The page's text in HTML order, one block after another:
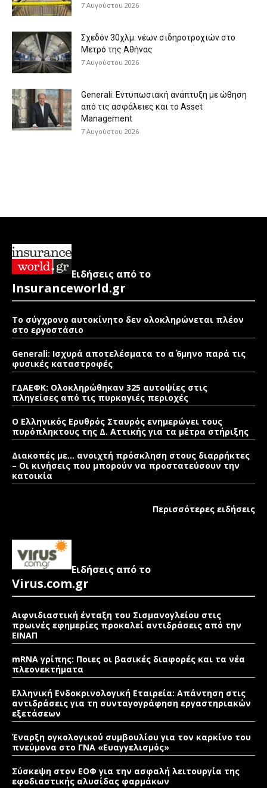
7 Αυγούστου 2026
Σχεδόν 30χλμ. νέων σιδηροτροχιών στο
Μετρό της Αθήνας
7 Αυγούστου 2026
Generali: Eντυπωσιακή ανάπτυξη με ώθηση
από τις ασφάλειες και το Asset
Management
7 Αυγούστου 2026
Ειδήσεις από το
Insuranceworld.gr
Το σύγχρονο αυτοκίνητο δεν ολοκληρώνεται πλέον
στο εργοστάσιο
Generali: Ισχυρά αποτελέσματα το α΄ 6μηνο παρά τις
φυσικές καταστροφές
ΓΔΑΕΦΚ: Ολοκληρώθηκαν 325 αυτοψίες στις
πληγείσες από τις πυρκαγιές περιοχές
Ο Ελληνικός Ερυθρός Σταυρός ενημερώνει τους
πυρόπληκτους της Δ. Αττικής για τα μέτρα στήριξης
Διακοπές με… ανοιχτή πρόσκληση στους διαρρήκτες
– Οι κινήσεις που μπορούν να προστατεύσουν την
κατοικία
Περισσότερες ειδήσεις
Ειδήσεις από το
Virus.com.gr
Αιφνιδιαστική ένταξη του Σισμανογλείου στις
πρωινές εφημερίες προκαλεί αντιδράσεις από την
ΕΙΝΑΠ
mRNA γρίπης: Ποιες οι βασικές διαφορές και τα νέα
πλεονεκτήματα
Ελληνική Ενδοκρινολογική Εταιρεία: Απάντηση στις
αντιδράσεις για τη συνταγογράφηση εργαστηριακών
εξετάσεων
Έναρξη ογκολογικού συμβουλίου για τον καρκίνο του
πνεύμονα στο ΓΝΑ «Ευαγγελισμός»
Σύσκεψη στον ΕΟΦ για την ασφαλή λειτουργία της
εφοδιαστικής αλυσίδας φαρμάκων